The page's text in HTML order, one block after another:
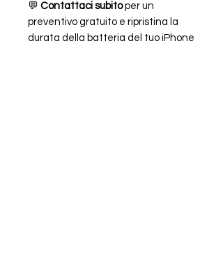
💬 Contattaci subitoper un
preventivo gratuito e ripristina la
durata della batteria del tuo iPhone